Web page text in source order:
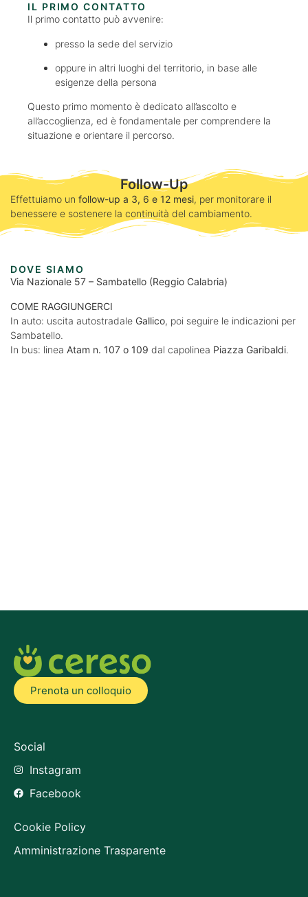
IL PRIMO CONTATTO
Il primo contatto può avvenire:
presso la sede del servizio
oppure in altri luoghi del territorio, in base alle
esigenze della persona
Questo primo momento è dedicato all’ascolto e
all’accoglienza, ed è fondamentale per comprendere la
situazione e orientare il percorso.
Follow-Up
Effettuiamo un follow-up a 3, 6 e 12 mesi, per monitorare il
benessere e sostenere la continuità del cambiamento.
DOVE SIAMO
Via Nazionale 57 – Sambatello (Reggio Calabria)
COME RAGGIUNGERCI
In auto: uscita autostradale Gallico, poi seguire le indicazioni per
Sambatello.
In bus: linea Atam n. 107 o 109 dal capolinea Piazza Garibaldi.
Prenota un colloquio
Social
Instagram
Facebook
Cookie Policy
Amministrazione Trasparente